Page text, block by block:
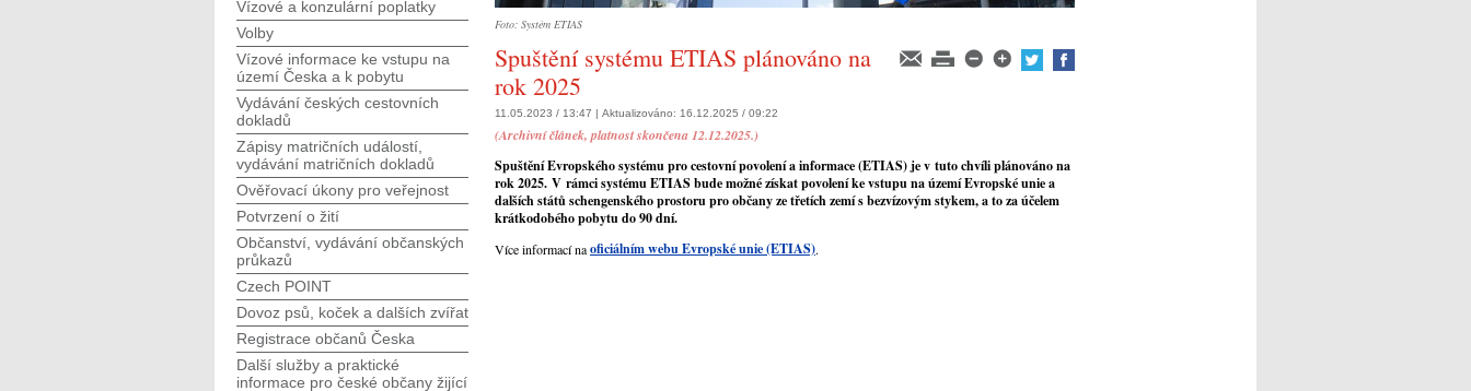
Foto: Systém ETIAS
Spuštění systému ETIAS plánováno na
rok 2025
11.05.2023 / 13:47 | Aktualizováno: 16.12.2025 / 09:22
(Archivní článek, platnost skončena 12.12.2025.)
Spuštění Evropského systému pro cestovní povolení a informace (ETIAS) je v tuto chvíli plánováno na
rok 2025. V rámci systému ETIAS bude možné získat povolení ke vstupu na území Evropské unie a
dalších států schengenského prostoru pro občany ze třetích zemí s bezvízovým stykem, a to za účelem
krátkodobého pobytu do 90 dní.
Více informací naoficiálním webu Evropské unie (ETIAS).
Vízové a konzulární poplatky
Volby
Vízové informace ke vstupu na
území Česka a k pobytu
Vydávání českých cestovních
dokladů
Zápisy matričních událostí,
vydávání matričních dokladů
Ověřovací úkony pro veřejnost
Potvrzení o žití
Občanství, vydávání občanských
průkazů
Czech POINT
Dovoz psů, koček a dalších zvířat
Registrace občanů Česka
Další služby a praktické
informace pro české občany žijící